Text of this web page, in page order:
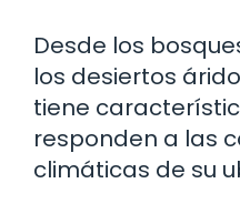
Desde los
los desiertos
tiene
responden a las
climáticas de su